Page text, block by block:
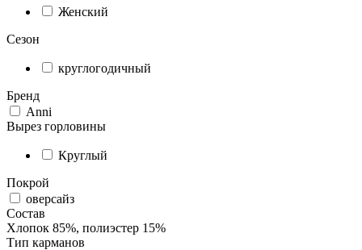
Женский
Сезон
круглогодичный
Бренд
Аnni
Вырез горловины
Круглый
Покрой
оверсайз
Состав
Хлопок 85%, полиэстер 15%
Тип карманов